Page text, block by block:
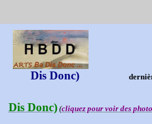
Dis Donc)
Dis Donc)(cliquez pour voir des